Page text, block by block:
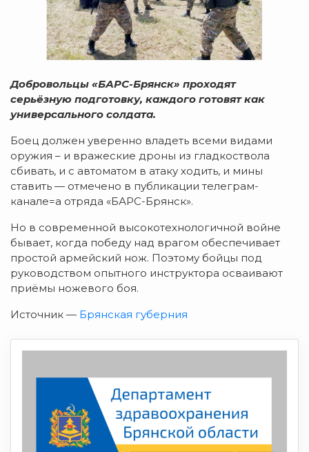
Добровольцы «БАРС-Брянск» проходят
серьёзную подготовку, каждого готовят как
универсального солдата.
Боец должен уверенно владеть всеми видами
оружия – и вражеские дроны из гладкоствола
сбивать, и с автоматом в атаку ходить, и мины
ставить — отмечено в публикации телеграм-
канале=а отряда «БАРС-Брянск».
Но в современной высокотехнологичной войне
бывает, когда победу над врагом обеспечивает
простой армейский нож. Поэтому бойцы под
руководством опытного инструктора осваивают
приёмы ножевого боя.
Источник — Брянская губерния